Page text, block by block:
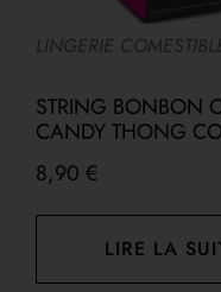
LINGERIE
STRING BONBON
CANDY THONG
8,90 €
LIRE LA